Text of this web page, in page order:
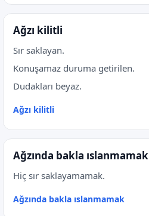
Ağzı kilitli
Sır saklayan.
Konuşamaz duruma getirilen.
Dudakları beyaz.
Ağzı kilitli
Ağzında bakla ıslanmamak
Hiç sır saklayamamak.
Ağzında bakla ıslanmamak